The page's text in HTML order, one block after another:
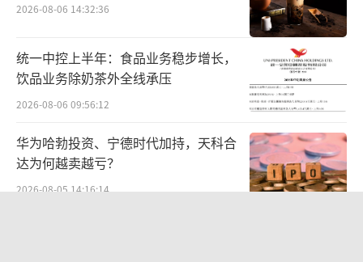
如今苹果与微信、抖音的纠纷，把“苹果
税”这个极具争议的问题再次摆上台面，对于
这笔收入，苹果到底是“取之有道”还是“拦
路劫财”，在业内专家看来也非一言以蔽之。
产业观察家丁少将对北京商报记者分析
称，从手机小游戏产业链看，其本身就包含技
术平台、发行公司、渠道平台、广告平台，链
2026-08-06 14:32:36
统一中控上半年：食品业务稳步增长，
饮品业务除奶茶外全线承压
2026-08-06 09:56:12
华为哈勃投资、宁德时代加持，天科合
达为何越卖越亏？
2026-08-05 14:16:14